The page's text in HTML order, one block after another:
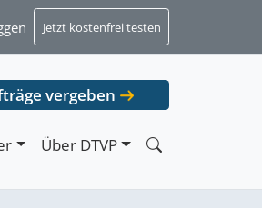
Jetzt kostenfrei testen
vergeben
Über DTVP